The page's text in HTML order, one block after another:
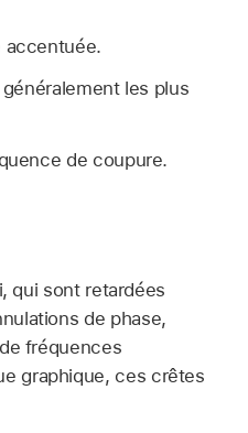
accentuée.
les plus
de coupure.
qui sont retardées
de phase,
fréquences
graphique, ces crêtes